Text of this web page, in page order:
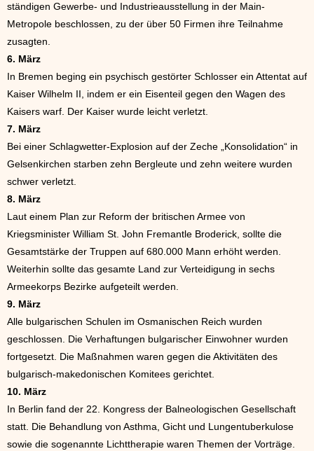
ständigen Gewerbe- und Industrieausstellung in der Main-
Metropole beschlossen, zu der über 50 Firmen ihre Teilnahme
zusagten.
6. März
In Bremen beging ein psychisch gestörter Schlosser ein Attentat auf
Kaiser Wilhelm II, indem er ein Eisenteil gegen den Wagen des
Kaisers warf. Der Kaiser wurde leicht verletzt.
7. März
Bei einer Schlagwetter-Explosion auf der Zeche „Konsolidation“ in
Gelsenkirchen starben zehn Bergleute und zehn weitere wurden
schwer verletzt.
8. März
Laut einem Plan zur Reform der britischen Armee von
Kriegsminister William St. John Fremantle Broderick, sollte die
Gesamtstärke der Truppen auf 680.000 Mann erhöht werden.
Weiterhin sollte das gesamte Land zur Verteidigung in sechs
Armeekorps Bezirke aufgeteilt werden.
9. März
Alle bulgarischen Schulen im Osmanischen Reich wurden
geschlossen. Die Verhaftungen bulgarischer Einwohner wurden
fortgesetzt. Die Maßnahmen waren gegen die Aktivitäten des
bulgarisch-makedonischen Komitees gerichtet.
10. März
In Berlin fand der 22. Kongress der Balneologischen Gesellschaft
statt. Die Behandlung von Asthma, Gicht und Lungentuberkulose
sowie die sogenannte Lichttherapie waren Themen der Vorträge.